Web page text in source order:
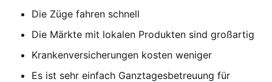
Die Züge fahren schnell
Die Märkte mit lokalen Produkten sind großartig
Krankenversicherungen kosten weniger
Es ist sehr einfach Ganztagesbetreuung für